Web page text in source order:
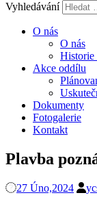
Vyhledávání
O nás
O nás
Historie
Akce oddílu
Dokumenty
Fotogalerie
Kontakt
Plavba
27 Úno,2024